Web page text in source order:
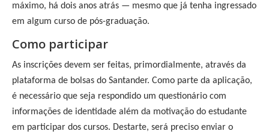
máximo, há dois anos atrás — mesmo que já tenha ingressado
em algum curso de pós-graduação.
Como participar
As inscrições devem ser feitas, primordialmente, através da
plataforma de bolsas do Santander. Como parte da aplicação,
é necessário que seja respondido um questionário com
informações de identidade além da motivação do estudante
em participar dos cursos. Destarte, será preciso enviar o